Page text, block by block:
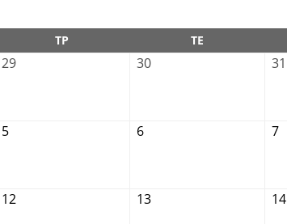
ΤΡ ΤΕ
29 30 31
5 6 7
12 13 14